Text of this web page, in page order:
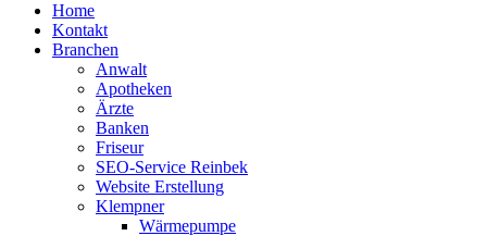
Home
Kontakt
Branchen
Anwalt
Apotheken
Ärzte
Banken
Friseur
SEO-Service Reinbek
Website Erstellung
Klempner
Wärmepumpe